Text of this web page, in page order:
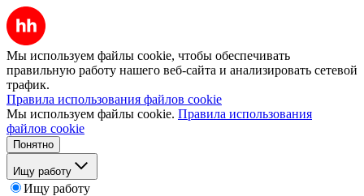
Мы используем файлы cookie, чтобы обеспечивать
правильную работу нашего веб-сайта и анализировать сетевой
трафик.
Правила использования файлов cookie
Мы используем файлы cookie. Правила использования
файлов cookie
Понятно
Ищу работу
Ищу работу